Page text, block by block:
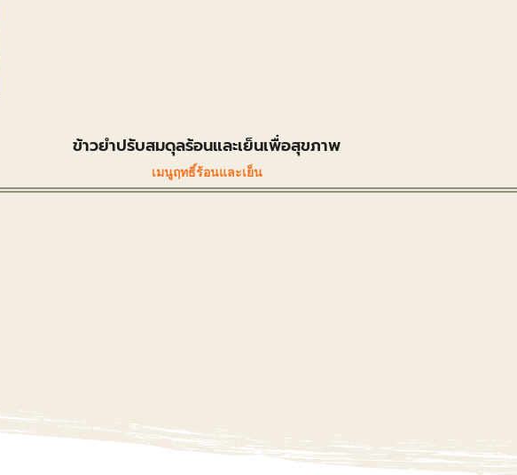
ข้าวยำปรับสมดุลร้อนและเย็นเพื่อสุขภาพ
เมนูฤทธิ์ร้อนและเย็น